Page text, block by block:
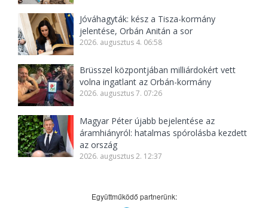
Jóváhagyták: kész a Tisza-kormány
jelentése, Orbán Anitán a sor
2026. augusztus 4. 06:58
Brüsszel központjában milliárdokért vett
volna ingatlant az Orbán-kormány
2026. augusztus 7. 07:26
Magyar Péter újabb bejelentése az
áramhiányról: hatalmas spórolásba kezdett
az ország
2026. augusztus 2. 12:37
Együttműködő partnerünk: